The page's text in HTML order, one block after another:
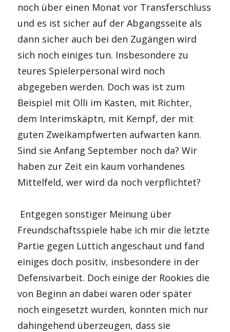
noch über einen Monat vor Transferschluss
und es ist sicher auf der Abgangsseite als
dann sicher auch bei den Zugängen wird
sich noch einiges tun. Insbesondere zu
teures Spielerpersonal wird noch
abgegeben werden. Doch was ist zum
Beispiel mit Olli im Kasten, mit Richter,
dem Interimskäptn, mit Kempf, der mit
guten Zweikampfwerten aufwarten kann.
Sind sie Anfang September noch da? Wir
haben zur Zeit ein kaum vorhandenes
Mittelfeld, wer wird da noch verpflichtet?
Entgegen sonstiger Meinung über
Freundschaftsspiele habe ich mir die letzte
Partie gegen Lüttich angeschaut und fand
einiges doch positiv, insbesondere in der
Defensivarbeit. Doch einige der Rookies die
von Beginn an dabei waren oder später
noch eingesetzt wurden, konnten mich nur
dahingehend überzeugen, dass sie